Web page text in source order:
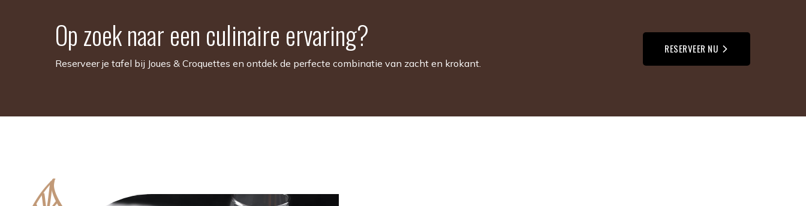
Op zoek naar een culinaire ervaring?
Reserveer je tafel bij Joues & Croquettes en ontdek de perfecte combinatie van zacht en krokant.
RESERVEER NU